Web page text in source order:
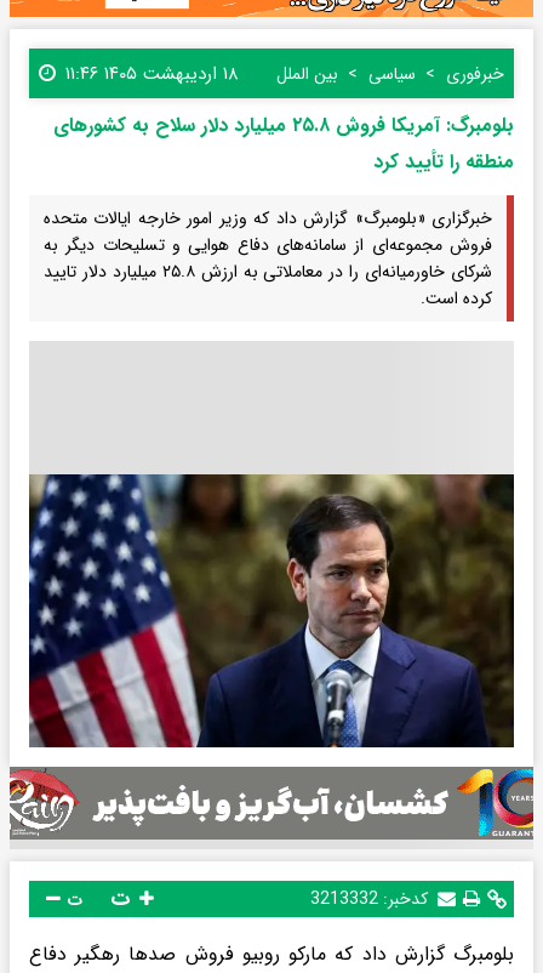
خبرفوری سیاسی بین الملل ۱۸ اردیبهشت ۱۴۰۵ ۱۱:۴۶
بلومبرگ: آمریکا فروش ۲۵.۸ میلیارد دلار سلاح به کشورهای
منطقه را تأیید کرد
خبرگزاری «بلومبرگ» گزارش داد که وزیر امور خارجه ایالات متحده
فروش مجموعه‌ای از سامانه‌های دفاع هوایی و تسلیحات دیگر به
شرکای خاورمیانه‌ای را در معاملاتی به ارزش ۲۵.۸ میلیارد دلار تایید
کرده است.
کدخبر: 3213332 ت
بلومبرگ گزارش داد که مارکو روبیو فروش صدها رهگیر دفاع